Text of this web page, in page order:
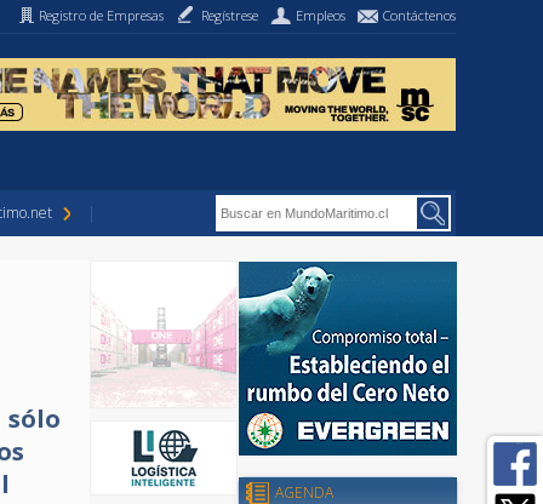
Registro de Empresas Regístrese Empleos Contáctenos
sólo
AGENDA